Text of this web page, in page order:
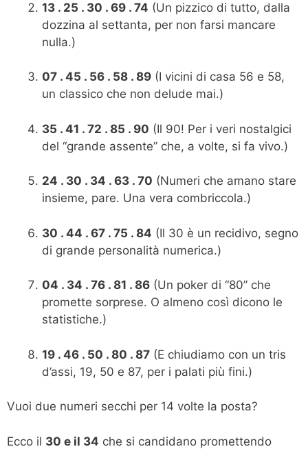
13 . 25 . 30 . 69 . 74 (Un pizzico di tutto, dalla
dozzina al settanta, per non farsi mancare
nulla.)
07 . 45 . 56 . 58 . 89 (I vicini di casa 56 e 58,
un classico che non delude mai.)
35 . 41 . 72 . 85 . 90 (Il 90! Per i veri nostalgici
del “grande assente” che, a volte, si fa vivo.)
24 . 30 . 34 . 63 . 70 (Numeri che amano stare
insieme, pare. Una vera combriccola.)
30 . 44 . 67 . 75 . 84 (Il 30 è un recidivo, segno
di grande personalità numerica.)
04 . 34 . 76 . 81 . 86 (Un poker di “80” che
promette sorprese. O almeno così dicono le
statistiche.)
19 . 46 . 50 . 80 . 87 (E chiudiamo con un tris
d’assi, 19, 50 e 87, per i palati più fini.)
Vuoi due numeri secchi per 14 volte la posta?
Ecco il 30 e il 34 che si candidano promettendo